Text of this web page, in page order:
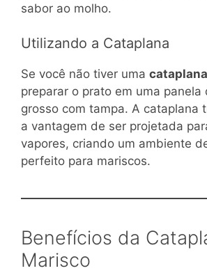
sabor ao molho.
Utilizando a Cataplana
Se você não tiver uma cataplana
preparar o prato em uma panela
grosso com tampa. A cataplana
a vantagem de ser projetada
vapores, criando um ambiente
perfeito para mariscos.
Benefícios da
Marisco